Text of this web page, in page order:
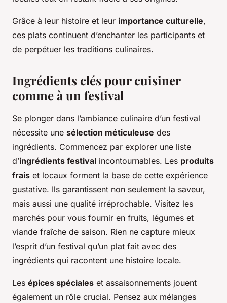
Grâce à leur histoire et leur importance culturelle,
ces plats continuent d’enchanter les participants et
de perpétuer les traditions culinaires.
Ingrédients clés pour cuisiner
comme à un festival
Se plonger dans l’ambiance culinaire d’un festival
nécessite une sélection méticuleuse des
ingrédients. Commencez par explorer une liste
d’ingrédients festival incontournables. Les produits
frais et locaux forment la base de cette expérience
gustative. Ils garantissent non seulement la saveur,
mais aussi une qualité irréprochable. Visitez les
marchés pour vous fournir en fruits, légumes et
viande fraîche de saison. Rien ne capture mieux
l’esprit d’un festival qu’un plat fait avec des
ingrédients qui racontent une histoire locale.
Les épices spéciales et assaisonnements jouent
également un rôle crucial. Pensez aux mélanges